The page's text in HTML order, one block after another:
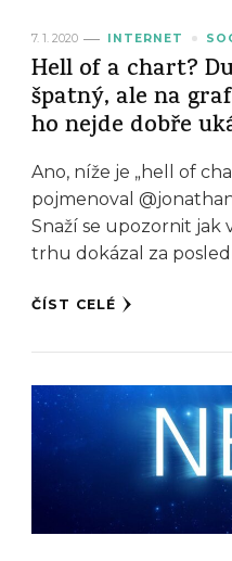
7. 1. 2020 INTERNET
Hell of a chart?
špatný, ale na
ho nejde dobře
Ano, níže je „hell of
pojmenoval
Snaží se upozornit
trhu dokázal za
ČÍST CELÉ